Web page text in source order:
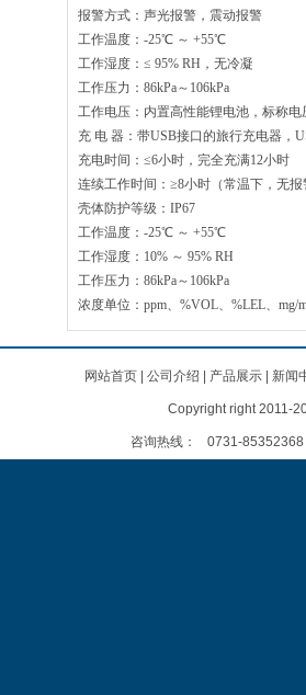
报警方式：声光报警，震动报警
工作温度：-25℃ ～ +55℃
工作湿度：≤ 95% RH，无冷凝
工作压力：86kPa～106kPa
工作电压：内置高性能锂电池，标称电
充 电 器：带USB接口的旅行充电器，
充电时间：≤6小时，完全充满12小时
连续工作时间：≥8小时（常温下，无报
壳体防护等级：IP67
工作温度：-25℃ ～ +55℃
工作湿度：10% ～ 95% RH
工作压力：86kPa～106kPa
浓度单位：ppm、%VOL、%LEL、mg/
网站首页| 公司介绍 产品展示| 新闻
Copyright right 2011-
咨询热线： 0731-85352368